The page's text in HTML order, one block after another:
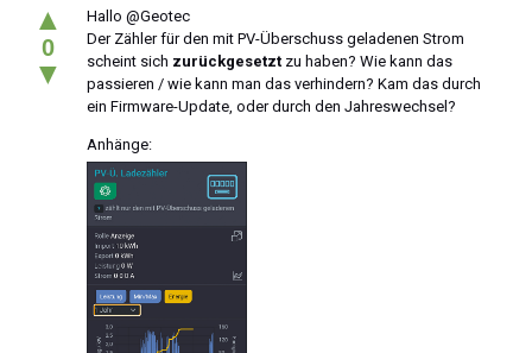
▲
0
▼
Hallo @Geotec
Der Zähler für den mit PV-Überschuss geladenen Strom
scheint sich zurückgesetzt zu haben? Wie kann das
passieren / wie kann man das verhindern? Kam das durch
ein Firmware-Update, oder durch den Jahreswechsel?
Anhänge: